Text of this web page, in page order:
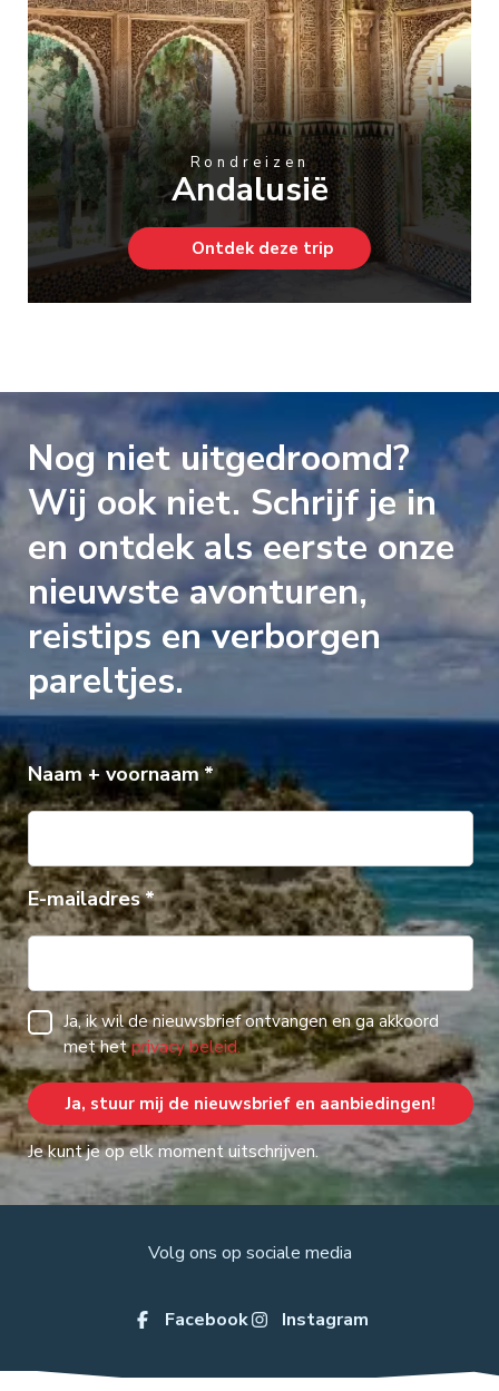
Rondreizen
Andalusië
Ontdek deze trip
Nog niet uitgedroomd?
Wij ook niet. Schrijf je in
en ontdek als eerste onze
nieuwste avonturen,
reistips en verborgen
pareltjes.
Naam + voornaam
E-mailadres
Ja, ik wil de nieuwsbrief ontvangen en ga akkoord
met hetprivacy beleid.
Je kunt je op elk moment uitschrijven.
Volg ons op sociale media
Facebook Instagram